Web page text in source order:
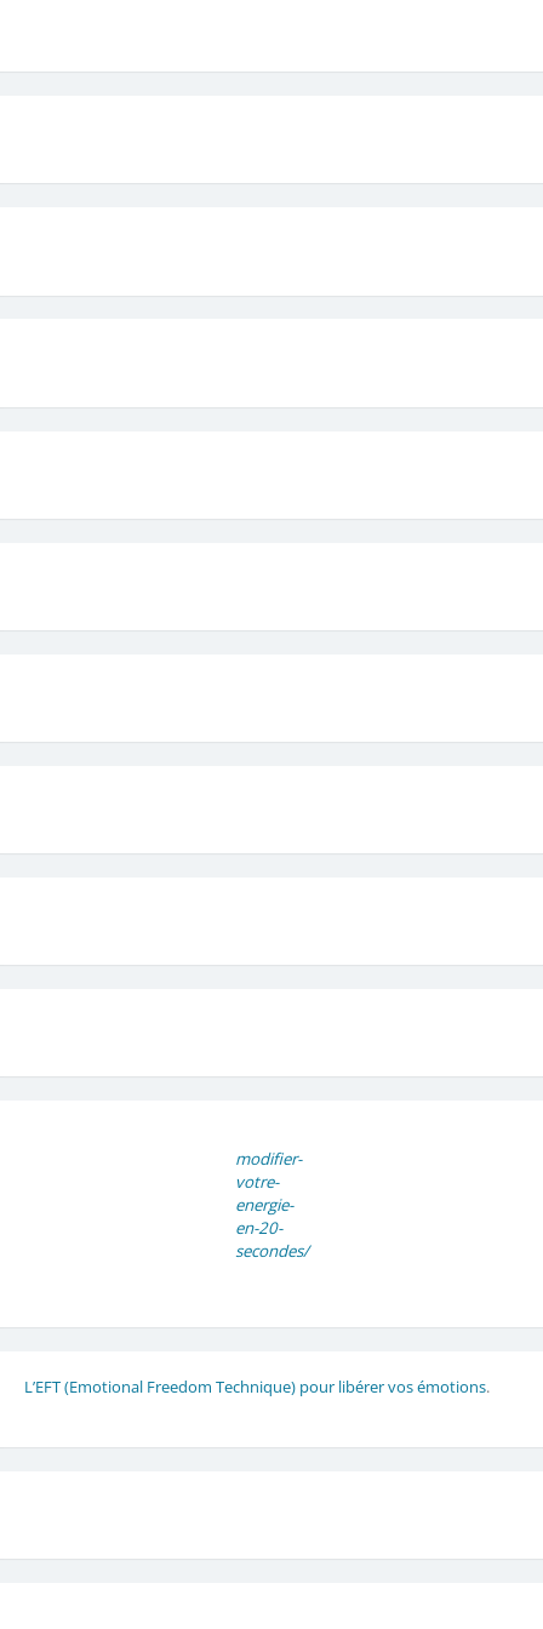
modifier-
votre-
energie-
en-20-
secondes/
L’EFT (Emotional Freedom Technique) pour libérer vos émotions.